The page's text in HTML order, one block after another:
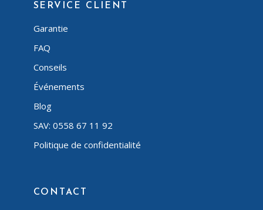
SERVICE CLIENT
Garantie
FAQ
Conseils
Événements
Blog
SAV: 0558 67 11 92
Politique de confidentialité
CONTACT